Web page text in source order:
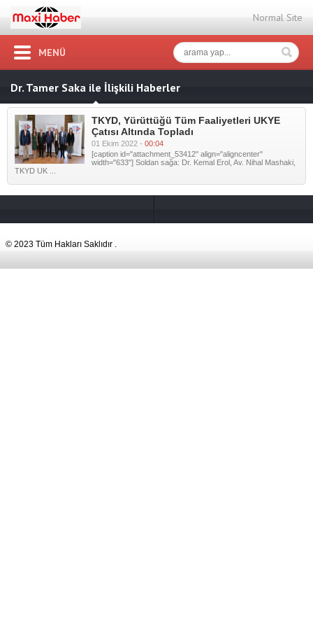
Normal Site
MENÜ
Dr. Tamer Saka ile İlişkili Haberler
TKYD, Yürüttüğü Tüm Faaliyetleri UKYE
Çatısı Altında Topladı
01 Ekim 2022 - 00:04
[caption id="attachment_53412" align="aligncenter"
width="633"] Soldan sağa: Dr. Kemal Erol, Av. Nihal Mashaki,
TKYD UK ...
© 2023 Tüm Hakları Saklıdır .